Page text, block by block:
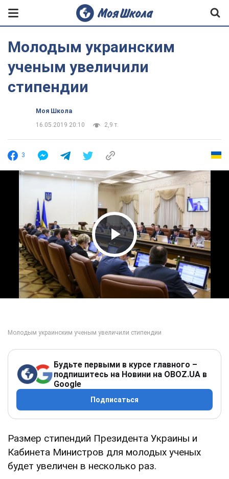
Молодым украинским
ученым увеличили
стипендии
Моя Школа
16.05.2019 20:10
2,9 т.
3
Play Video
Будьте первыми в курсе главного –
подпишитесь на Новини на OBOZ.UA в
Google
Подписаться
Размер стипендий Президента Украины и
Кабинета Министров для молодых ученых
будет увеличен в несколько раз.